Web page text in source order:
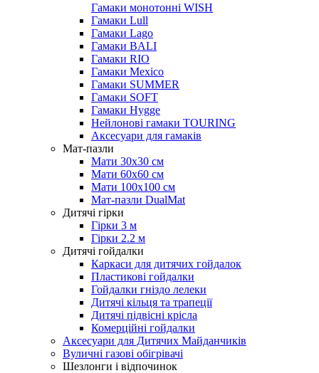
Гамаки монотонні WISH
Гамаки Lull
Гамаки Lago
Гамаки BALI
Гамаки RIO
Гамаки Mexico
Гамаки SUMMER
Гамаки SOFT
Гамаки Hygge
Нейлонові гамаки TOURING
Аксесуари для гамаків
Мат-пазли
Мати 30х30 см
Мати 60х60 см
Мати 100х100 см
Мат-пазли DualMat
Дитячі гірки
Гірки 3 м
Гірки 2.2 м
Дитячі гойдалки
Каркаси для дитячих гойдалок
Пластикові гойдалки
Гойдалки гніздо лелеки
Дитячі кільця та трапеції
Дитячі підвісні крісла
Комерційні гойдалки
Аксесуари для Дитячих Майданчиків
Вуличні газові обігрівачі
Шезлонги і відпочинок